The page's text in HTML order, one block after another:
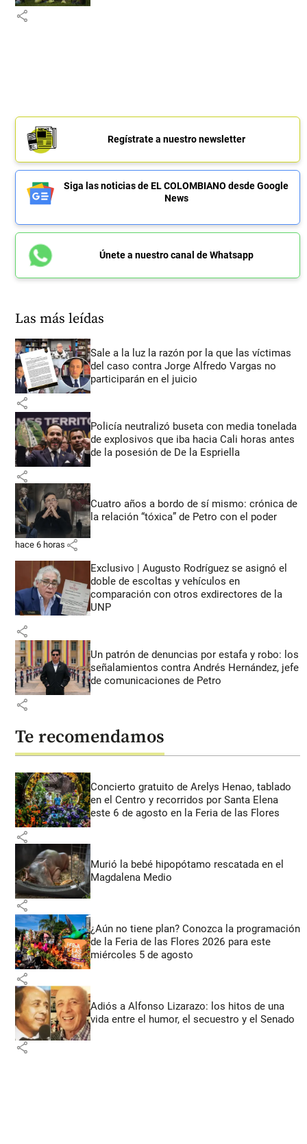
share
Regístrate a nuestro newsletter
Siga las noticias de EL COLOMBIANO desde Google
News
Únete a nuestro canal de Whatsapp
Las más leídas
Sale a la luz la razón por la que las víctimas
del caso contra Jorge Alfredo Vargas no
participarán en el juicio
share
Policía neutralizó buseta con media tonelada
de explosivos que iba hacia Cali horas antes
de la posesión de De la Espriella
share
Cuatro años a bordo de sí mismo: crónica de
la relación “tóxica” de Petro con el poder
hace 6 horas share
Exclusivo | Augusto Rodríguez se asignó el
doble de escoltas y vehículos en
comparación con otros exdirectores de la
UNP
share
Un patrón de denuncias por estafa y robo: los
señalamientos contra Andrés Hernández, jefe
de comunicaciones de Petro
share
Te recomendamos
Concierto gratuito de Arelys Henao, tablado
en el Centro y recorridos por Santa Elena
este 6 de agosto en la Feria de las Flores
share
Murió la bebé hipopótamo rescatada en el
Magdalena Medio
share
¿Aún no tiene plan? Conozca la programación
de la Feria de las Flores 2026 para este
miércoles 5 de agosto
share
Adiós a Alfonso Lizarazo: los hitos de una
vida entre el humor, el secuestro y el Senado
share